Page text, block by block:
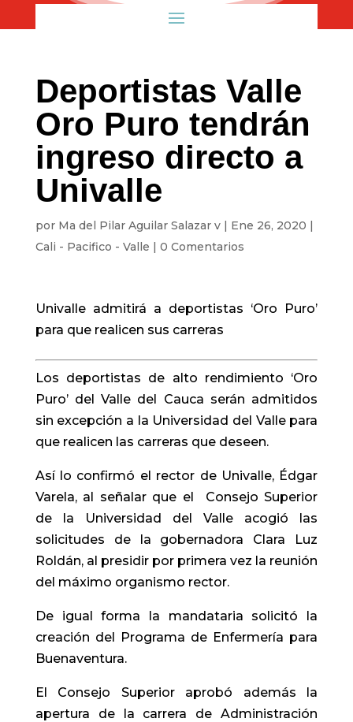
Deportistas Valle
Oro Puro tendrán
ingreso directo a
Univalle
por Ma del Pilar Aguilar Salazar v| Ene 26, 2020 |
Cali - Pacifico - Valle | 0 Comentarios
Univalle admitirá a deportistas ‘Oro Puro’
para que realicen sus carreras
Los deportistas de alto rendimiento ‘Oro
Puro’ del Valle del Cauca serán admitidos
sin excepción a la Universidad del Valle para
que realicen las carreras que deseen.
Así lo confirmó el rector de Univalle, Édgar
Varela, al señalar que el Consejo Superior
de la Universidad del Valle acogió las
solicitudes de la gobernadora Clara Luz
Roldán, al presidir por primera vez la reunión
del máximo organismo rector.
De igual forma la mandataria solicitó la
creación del Programa de Enfermería para
Buenaventura.
El Consejo Superior aprobó además la
apertura de la carrera de Administración